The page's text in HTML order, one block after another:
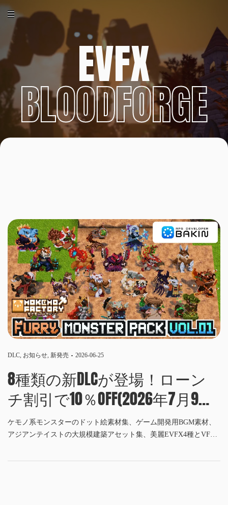
EVFX
BLOODFORGE
DLC, お知らせ, 新発売 2026-06-25
8種類の新DLCが登場！ローン
チ割引で10％OFF(2026年7月9日
午前2時JSTまで)
ケモノ系モンスターのドット絵素材集、ゲーム開発用BGM素材、
アジアンテイストの大規模建築アセット集、美麗EVFX4種とVFX